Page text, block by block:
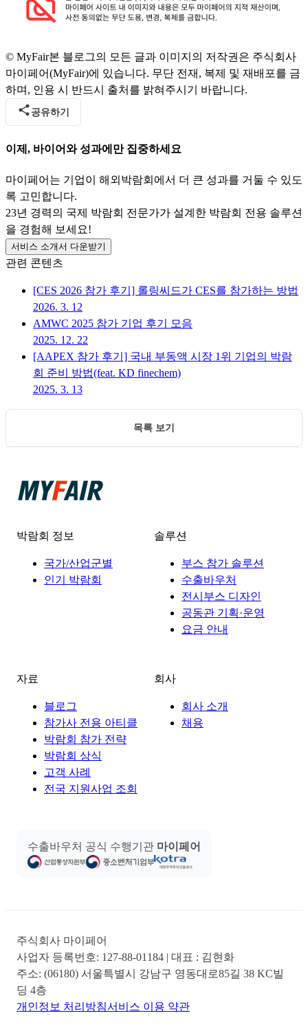
© MyFair본 블로그의 모든 글과 이미지의 저작권은 주식회사
마이페어(MyFair)에 있습니다. 무단 전재, 복제 및 재배포를 금
하며, 인용 시 반드시 출처를 밝혀주시기 바랍니다.
공유하기
이제, 바이어와 성과에만 집중하세요
마이페어는 기업이 해외박람회에서 더 큰 성과를 거둘 수 있도
록 고민합니다.
23년 경력의 국제 박람회 전문가가 설계한 박람회 전용 솔루션
을 경험해 보세요!
서비스 소개서 다운받기
관련 콘텐츠
[CES 2026 참가 후기] 롤링씨드가 CES를 참가하는 방법
2026. 3. 12
AMWC 2025 참가 기업 후기 모음
2025. 12. 22
[AAPEX 참가 후기] 국내 부동액 시장 1위 기업의 박람
회 준비 방법(feat. KD finechem)
2025. 3. 13
목록 보기
박람회 정보
국가/산업군별
인기 박람회
솔루션
부스 참가 솔루션
수출바우처
전시부스 디자인
공동관 기획·운영
요금 안내
자료
블로그
참가사 전용 아티클
박람회 참가 전략
박람회 상식
고객 사례
전국 지원사업 조회
회사
회사 소개
채용
수출바우처 공식 수행기관 마이페어
주식회사 마이페어
사업자 등록번호: 127-88-01184 | 대표 : 김현화
주소: (06180) 서울특별시 강남구 영동대로85길 38 KC빌
딩 4층
개인정보 처리방침서비스 이용 약관